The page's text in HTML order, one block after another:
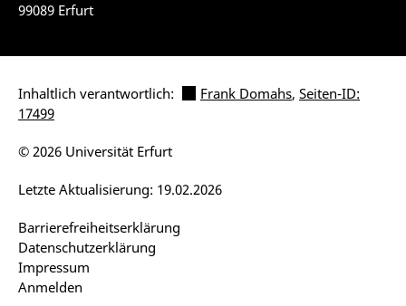
99089 Erfurt
Inhaltlich verantwortlich: Frank Domahs, Seiten-ID:
17499
Barrierefreiheitserklärung
Datenschutzerklärung
Impressum
Anmelden
Letzte Aktualisierung: 19.02.2026
© 2026 Universität Erfurt